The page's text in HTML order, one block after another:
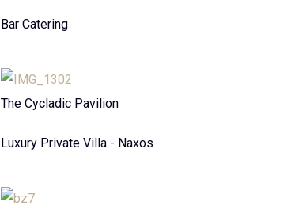
Bar Catering
The Cycladic Pavilion
Luxury Private Villa - Naxos